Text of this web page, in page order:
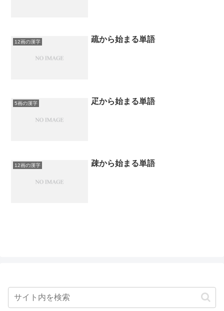
12画の漢字 疏から始まる単語
5画の漢字 疋から始まる単語
12画の漢字 疎から始まる単語